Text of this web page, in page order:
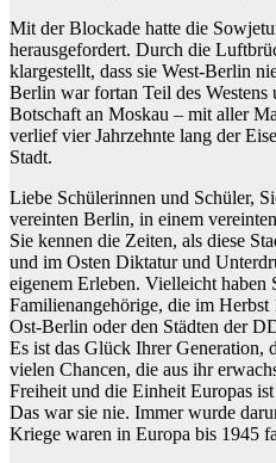
Mit der Blockade hatte die
herausgefordert. Durch die
klargestellt, dass sie West-Berlin
Berlin war fortan Teil des Westens
Botschaft an Moskau – mit aller
verlief vier Jahrzehnte lang der
Stadt.
Liebe Schülerinnen und Schüler,
vereinten Berlin, in einem
Sie kennen die Zeiten, als diese
und im Osten Diktatur und
eigenem Erleben. Vielleicht haben
Familienangehörige, die im
Ost-Berlin oder den Städten der
Es ist das Glück Ihrer Generation,
vielen Chancen, die aus ihr
Freiheit und die Einheit Europas
Das war sie nie. Immer wurde
Kriege waren in Europa bis 1945